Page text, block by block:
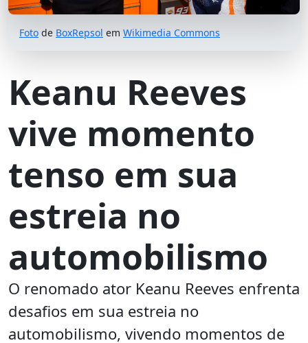
Foto de BoxRepsol em Wikimedia Commons
Keanu Reeves
vive momento
tenso em sua
estreia no
automobilismo
O renomado ator Keanu Reeves enfrenta
desafios em sua estreia no
automobilismo, vivendo momentos de